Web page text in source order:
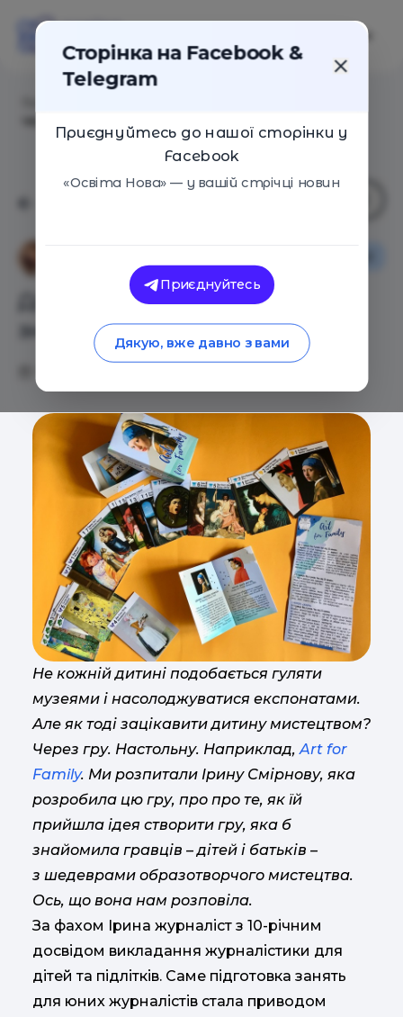
Діти і мистецтво –
знайомимо через гру
Не кожній дитині подобається гуляти
музеями і насолоджуватися експонатами.
Але як тоді зацікавити дитину мистецтвом?
Через гру. Настольну. Наприклад,Art for
Family. Ми розпитали Ірину Смірнову, яка
розробила цю гру, про про те, як їй
прийшла ідея створити гру, яка б
знайомила гравців – дітей і батьків –
з шедеврами образотворчого мистецтва.
Ось, що вона нам розповіла.
За фахом Ірина журналіст з 10-річним
досвідом викладання журналістики для
дітей та підлітків. Саме підготовка занять
для юних журналістів стала приводом
Сторінка на Facebook &
Telegram
Приєднуйтесь до нашої сторінки у
Facebook
«Освіта Нова» — у вашій стрічці новин
Приєднуйтесь
Дякую, вже давно з вами